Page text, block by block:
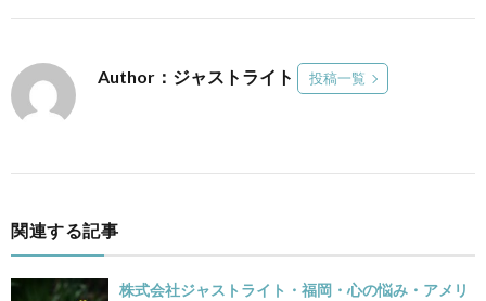
Author：ジャストライト 投稿一覧
関連する記事
株式会社ジャストライト・福岡・心の悩み・アメリ